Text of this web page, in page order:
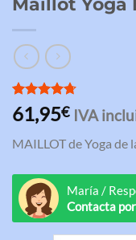
Valorado
con4.67
base a
3
de clientes
61,95€ IVA
MAILLOT de Yoga de
María /
Contacta